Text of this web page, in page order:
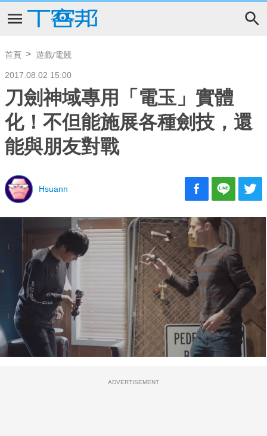
首頁 遊戲/電競
2017.08.02 15:00
刀劍神域專用「電玉」實體
化！不但能施展各種劍技，還
能與朋友對戰
Hsuann
ADVERTISEMENT